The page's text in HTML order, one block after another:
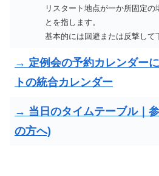
リスタート地点が一か所固定の
とを指します。
基本的には回避または反撃して
→ 定例会の予約カレンダー
トの統合カレンダー
→ 当日のタイムテーブル｜
の方へ)